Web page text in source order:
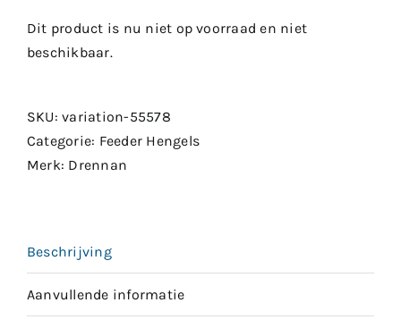
Dit product is nu niet op voorraad en niet
beschikbaar.
SKU:variation-55578
Categorie: Feeder Hengels
Merk: Drennan
Beschrijving
Aanvullende informatie